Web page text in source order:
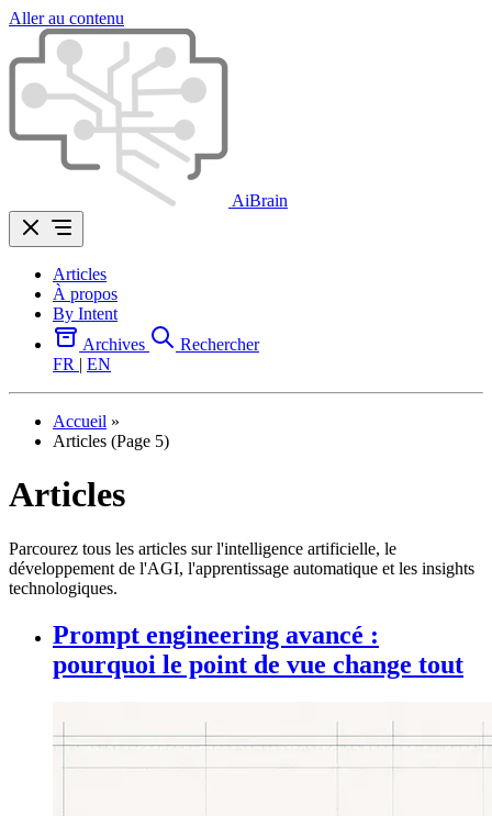
Aller au contenu
AiBrain
Articles
À propos
By Intent
Archives
Rechercher
FR | EN
Accueil »
Articles (Page 5)
Articles
Parcourez tous les articles sur l'intelligence artificielle, le
développement de l'AGI, l'apprentissage automatique et les insights
technologiques.
Prompt engineering avancé :
pourquoi le point de vue change tout